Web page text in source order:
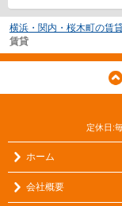
横浜・関内・桜木町の賃
賃貸
定休日:
ホーム
会社概要